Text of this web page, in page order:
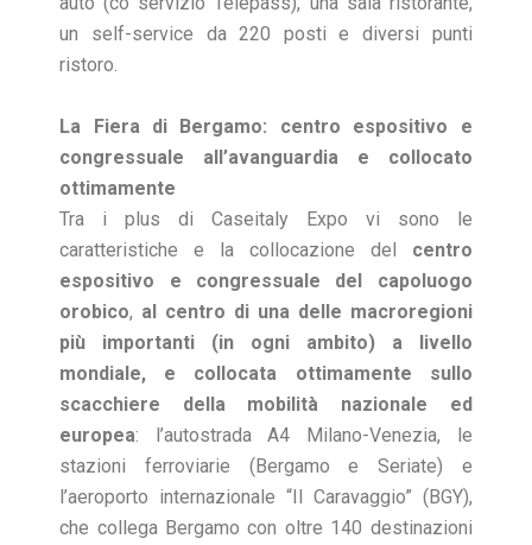
un self-service da 220 posti e diversi punti
ristoro.
La Fiera di Bergamo: centro espositivo e
congressuale all’avanguardia e collocato
ottimamente
Tra i plus di Caseitaly Expo vi sono le
caratteristiche e la collocazione del centro
espositivo e congressuale del capoluogo
orobico, al centro di una delle macroregioni
più importanti (in ogni ambito) a livello
mondiale, e collocata ottimamente sullo
scacchiere della mobilità nazionale ed
europea: l’autostrada A4 Milano-Venezia, le
stazioni ferroviarie (Bergamo e Seriate) e
l’aeroporto internazionale “Il Caravaggio” (BGY),
che collega Bergamo con oltre 140 destinazioni